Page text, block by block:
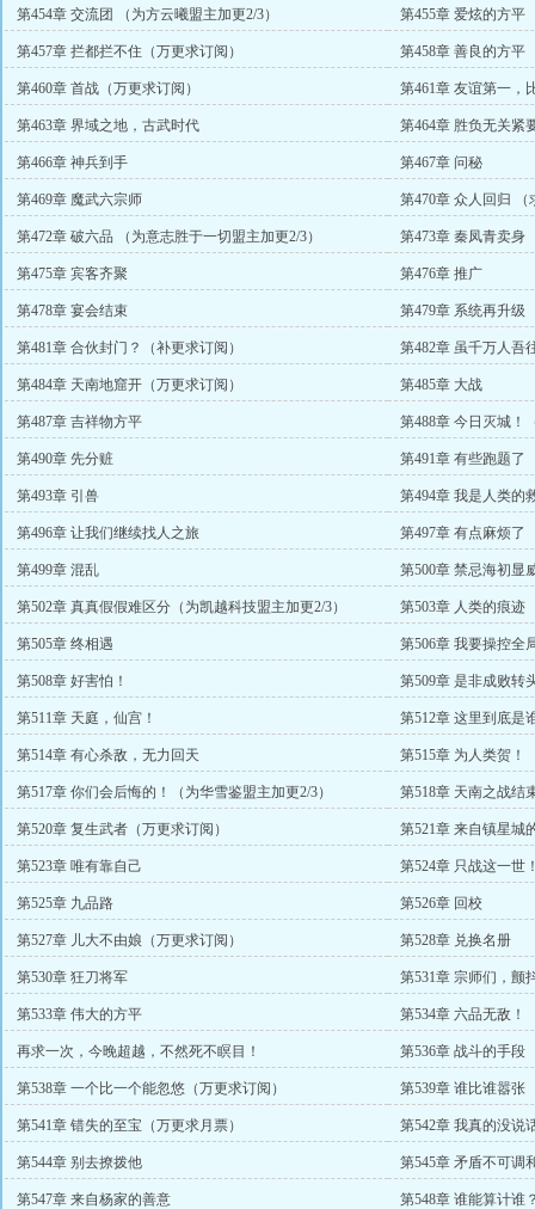
第454章 交流团 （为方云曦盟主加更2/3） 第455章 爱炫的方平
第457章 拦都拦不住（万更求订阅） 第458章 善良的方平
第460章 首战（万更求订阅） 第461章 友谊第一，
第463章 界域之地，古武时代
第464章 胜负无关紧
3/3）
第466章 神兵到手 第467章 问秘
第469章 魔武六宗师 第470章 众人回归 （
第472章 破六品 （为意志胜于一切盟主加更2/3） 第473章 秦凤青卖身
第475章 宾客齐聚 第476章 推广
第478章 宴会结束 第479章 系统再升级
第481章 合伙封门？（补更求订阅） 第482章 虽千万人吾
第484章 天南地窟开（万更求订阅） 第485章 大战
第487章 吉祥物方平 第488章 今日灭城！
第490章 先分赃 第491章 有些跑题了
第493章 引兽 第494章 我是人类的
第496章 让我们继续找人之旅 第497章 有点麻烦了
第499章 混乱 第500章 禁忌海初显
第502章 真真假假难区分（为凯越科技盟主加更2/3） 第503章 人类的痕迹
第505章 终相遇 第506章 我要操控全
第508章 好害怕！ 第509章 是非成败转
第511章 天庭，仙宫！ 第512章 这里到底是
第514章 有心杀敌，无力回天 第515章 为人类贺！
第517章 你们会后悔的！（为华雪鉴盟主加更2/3） 第518章 天南之战结
第520章 复生武者（万更求订阅） 第521章 来自镇星城
第523章 唯有靠自己 第524章 只战这一世
第525章 九品路 第526章 回校
第527章 儿大不由娘（万更求订阅） 第528章 兑换名册
第530章 狂刀将军 第531章 宗师们，颤
第533章 伟大的方平 第534章 六品无敌！
再求一次，今晚超越，不然死不瞑目！ 第536章 战斗的手段
第538章 一个比一个能忽悠（万更求订阅） 第539章 谁比谁嚣张
第541章 错失的至宝（万更求月票） 第542章 我真的没说
第544章 别去撩拨他 第545章 矛盾不可调
第547章 来自杨家的善意 第548章 谁能算计谁